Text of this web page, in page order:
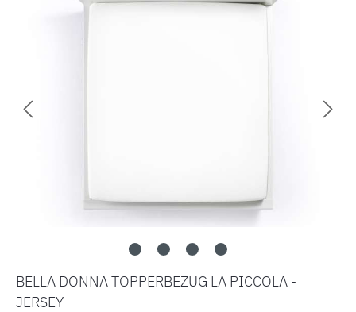
BELLA DONNA TOPPERBEZUG LA PICCOLA -
JERSEY